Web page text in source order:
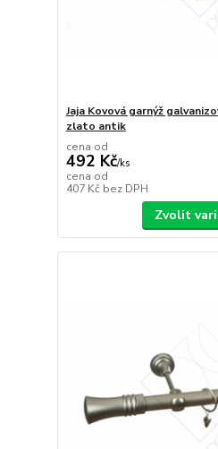
Jaja Kovová garnýž
zlato antik
cena od
492 Kč/ks
cena od
407 Kč bez DPH
Zvolit